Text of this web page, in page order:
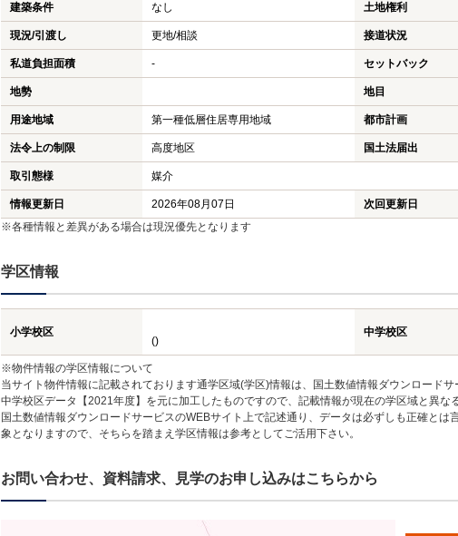
建築条件 なし 土地権利
現況/引渡し 更地/相談 接道状況
私道負担面積 - セットバック
地勢 地目
用途地域 第一種低層住居専用地域 都市計画
法令上の制限 高度地区 国土法届出
取引態様 媒介
情報更新日 2026年08月07日
次回更新日
※各種情報と差異がある場合は現況優先となります
学区情報
小学校区
()
中学校区
※物件情報の学区情報について
当サイト物件情報に記載されております通学区域(学区)情報は、国土数値情報ダウンロード
中学校区データ【2021年度】を元に加工したものですので、記載情報が現在の学区域と異な
国土数値情報ダウンロードサービスのWEBサイト上で記述通り、データは必ずしも正確と
象となりますので、そちらを踏まえ学区情報は参考としてご活用下さい。
お問い合わせ、資料請求、見学のお申し込みはこちらから